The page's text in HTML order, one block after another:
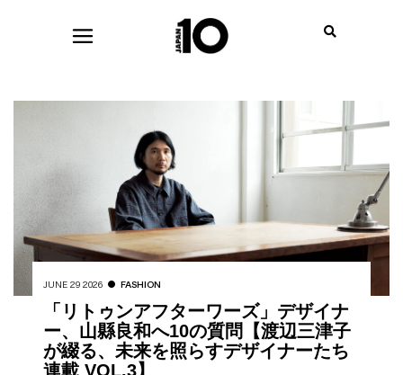
JUNE 29 2026 FASHION
「リトゥンアフターワーズ」デザイナ
ー、山縣良和へ10の質問【渡辺三津子
が綴る、未来を照らすデザイナーたち
連載 VOL.3】